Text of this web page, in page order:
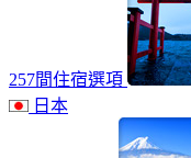
257間住宿選項
日本